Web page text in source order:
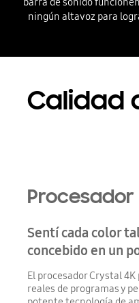
ningún altavoz para
Calidad
Procesador
Sentí cada color
concebido en un
El procesador Crystal
reales de programas y